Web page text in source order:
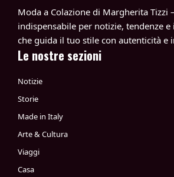
Moda a Colazione di Margherita Tizzi
indispensabile per notizie, tendenze
che guida il tuo stile con autenticità e
Le nostre sezioni
Notizie
Storie
Made in Italy
Arte & Cultura
Viaggi
Casa